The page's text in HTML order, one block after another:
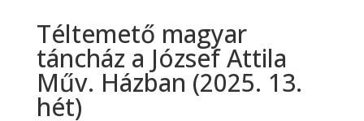
Téltemető magyar
táncház a József Attila
Műv. Házban (2025. 13.
hét)